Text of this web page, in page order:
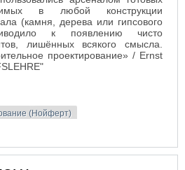
в любой конструкции
(камня, дерева или гипсового
к появлению чисто
лишённых всякого смысла.
проектирование» / Ernst
(Нойферт)